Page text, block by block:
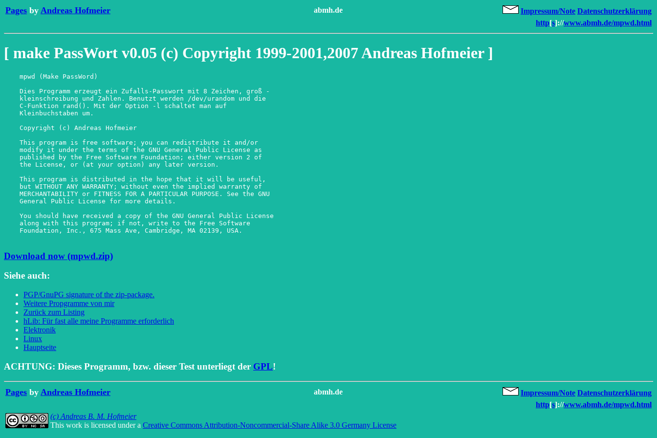
Pages by Andreas Hofmeier abmh.de Impressum/Note Datenschutzerklärung
http[s]://www.abmh.de/mpwd.html
[ make PassWort v0.05 (c) Copyright 1999-2001,2007 Andreas Hofmeier ]
    mpwd (Make PassWord)
    Dies Programm erzeugt ein Zufalls-Passwort mit 8 Zeichen, groß -
    kleinschreibung und Zahlen. Benutzt werden /dev/urandom und die
    C-Funktion rand(). Mit der Option -l schaltet man auf
    Kleinbuchstaben um.
    Copyright (c) Andreas Hofmeier
    This program is free software; you can redistribute it and/or
    modify it under the terms of the GNU General Public License as
    published by the Free Software Foundation; either version 2 of
    the License, or (at your option) any later version.
    This program is distributed in the hope that it will be useful,
    but WITHOUT ANY WARRANTY; without even the implied warranty of
    MERCHANTABILITY or FITNESS FOR A PARTICULAR PURPOSE. See the GNU
    General Public License for more details.
    You should have received a copy of the GNU General Public License
    along with this program; if not, write to the Free Software
    Foundation, Inc., 675 Mass Ave, Cambridge, MA 02139, USA.
Download now (mpwd.zip)
Siehe auch:
PGP/GnuPG signature of the zip-package.
Weitere Propgramme von mir
Zurück zum Listing
hLib: Für fast alle meine Programme erforderlich
Elektronik
Linux
Hauptseite
ACHTUNG: Dieses Programm, bzw. dieser Test unterliegt der GPL!
Pages by Andreas Hofmeier abmh.de Impressum/Note Datenschutzerklärung
http[s]://www.abmh.de/mpwd.html
(c) Andreas B. M. Hofmeier
This work is licensed under a Creative Commons Attribution-Noncommercial-Share Alike 3.0 Germany License